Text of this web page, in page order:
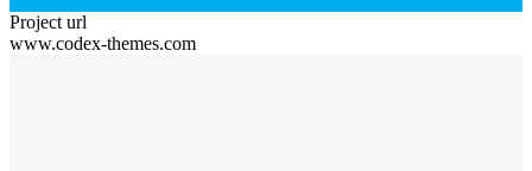
Project url
www.codex-themes.com